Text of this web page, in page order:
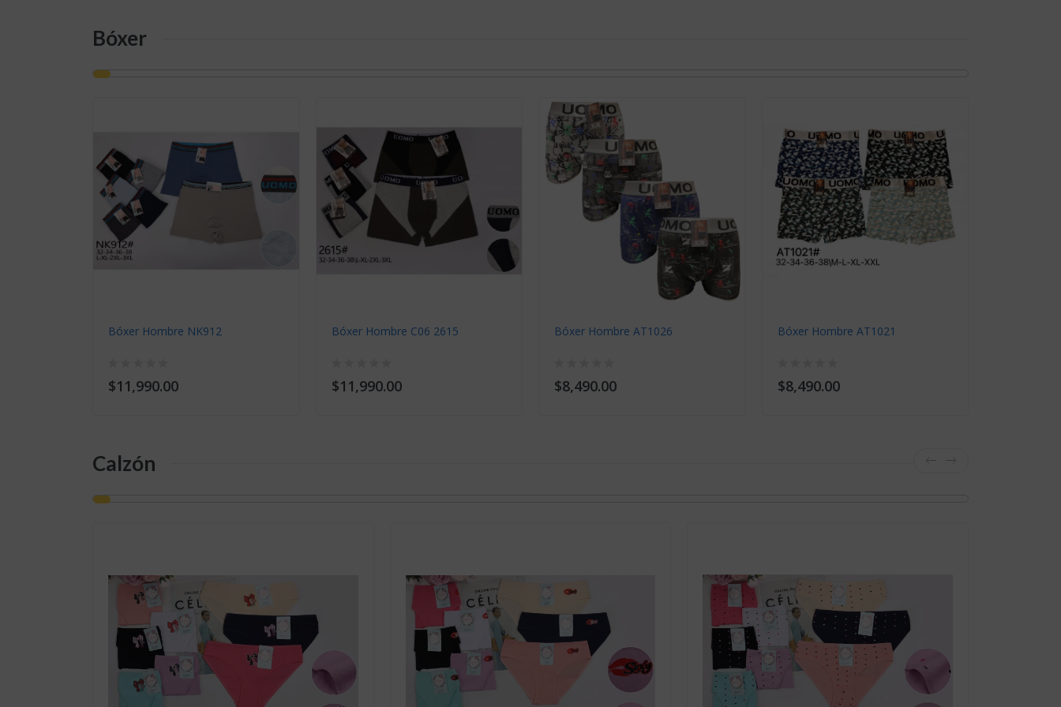
Bóxer
Bóxer Hombre NK912
$11,990.00
Bóxer Hombre C06 2615
$11,990.00
Bóxer Hombre AT1026
$8,490.00
Bóxer Hombre AT1021
$8,490.00
Calzón